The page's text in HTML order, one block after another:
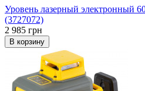
Уровень лазерный электронный
(3727072)
2 985 грн
В корзину